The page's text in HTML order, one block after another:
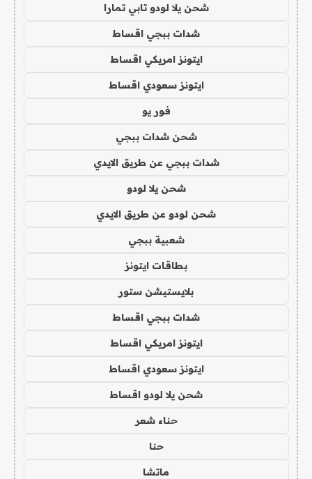
شحن يلا لودو تابي تمارا
شدات ببجي اقساط
ايتونز امريكي اقساط
ايتونز سعودي اقساط
فور يو
شحن شدات ببجي
شدات ببجي عن طريق الايدي
شحن يلا لودو
شحن لودو عن طريق الايدي
شعبية ببجي
بطاقات ايتونز
بلايستيشن ستور
شدات ببجي اقساط
ايتونز امريكي اقساط
ايتونز سعودي اقساط
شحن يلا لودو اقساط
حناء شعر
حنا
ماتشا